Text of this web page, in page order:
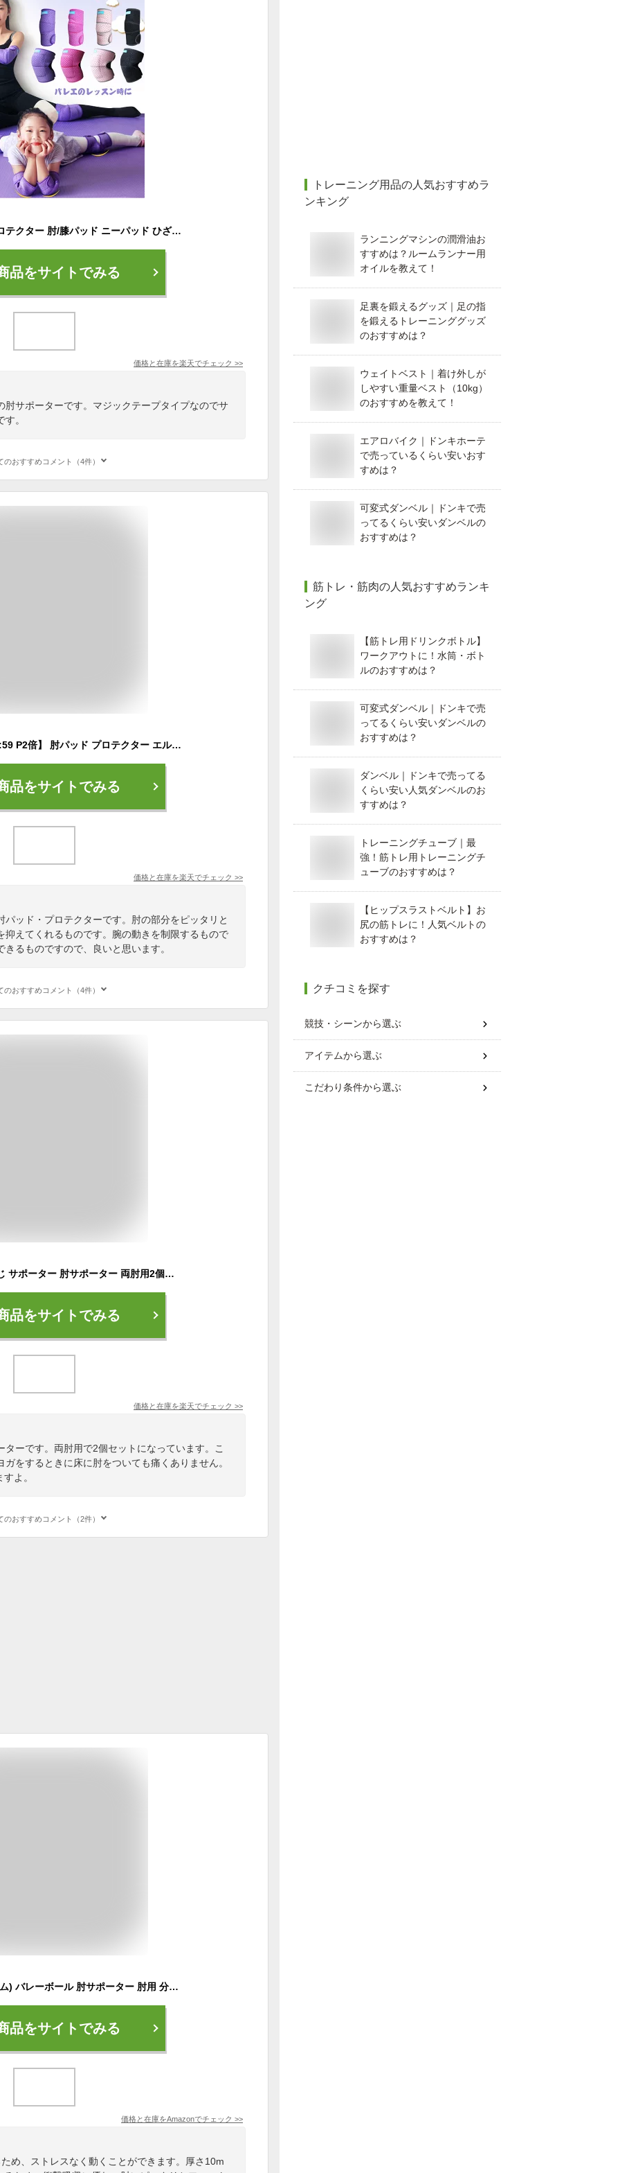
膝プロテクター 肘プロテクター 肘/膝パッド ニーパッド ひざパット スケートボードプロテクター ローラースケート 男女 子供用 両膝セット バレエ ダンス ランニング バスケ 通気性hx05d
品をサイトでみる
価格と在庫を楽天でチェック >>
肘サポーターです。マジックテープタイプなのでサ
。
のおすすめコメント（4件）
【19日20時〜26日01:59 P2倍】 肘パッド プロテクター エルボガード バイク 自転車 スケボー 肘当て 2個セット 痛み軽減 サポーター キーパー パット フリーサイズ 格闘技 キックボクシング スノーボード BMX サバゲー インラインスケート バレー バスケ
品をサイトでみる
価格と在庫を楽天でチェック >>
ッド・プロテクターです。肘の部分をピッタリと
抑えてくれるものです。腕の動きを制限するもので
るものですので、良いと思います。
のおすすめコメント（4件）
エルボースリーブ ひじ サポーター 肘サポーター 両肘用2個セット メンズ ボディビル ブラック 黒 宅トレ ギフト 男性 ギフト 女性 自宅 トレーニング 健康器具 健康グッズ 健康 携帯用 筋力トレーニング スポーツ 運動 ヒジサポーター ダイエット 筋トレ器具
品をサイトでみる
価格と在庫を楽天でチェック >>
ーです。両肘用で2個セットになっています。こ
をするときに床に肘をついても痛くありません。
よ。
のおすすめコメント（2件）
D&M(ディーアンドエム) バレーボール 肘サポーター 肘用 分割パッド 10mm 薄型 大人用 1個入 黒 フリーサイズ D-738 セパレートサイド エルボーパッド ディファンク 衝撃 通気 伸縮 吸汗 サポート ユニセックス JVA公認
品をサイトでみる
価格と在庫をAmazonでチェック >>
め、ストレスなく動くことができます。厚さ10m
トレーニング用品の人気おすすめラ
ンキング
ランニングマシンの潤滑油お
すすめは？ルームランナー用
オイルを教えて！
足裏を鍛えるグッズ｜足の指
を鍛えるトレーニンググッズ
のおすすめは？
ウェイトベスト｜着け外しが
しやすい重量ベスト（10kg）
のおすすめを教えて！
エアロバイク｜ドンキホーテ
で売っているくらい安いおす
すめは？
可変式ダンベル｜ドンキで売
ってるくらい安いダンベルの
おすすめは？
筋トレ・筋肉の人気おすすめランキ
ング
【筋トレ用ドリンクボトル】
ワークアウトに！水筒・ボト
ルのおすすめは？
可変式ダンベル｜ドンキで売
ってるくらい安いダンベルの
おすすめは？
ダンベル｜ドンキで売ってる
くらい安い人気ダンベルのお
すすめは？
トレーニングチューブ｜最
強！筋トレ用トレーニングチ
ューブのおすすめは？
【ヒップスラストベルト】お
尻の筋トレに！人気ベルトの
おすすめは？
クチコミを探す
競技・シーンから選ぶ
アイテムから選ぶ
こだわり条件から選ぶ